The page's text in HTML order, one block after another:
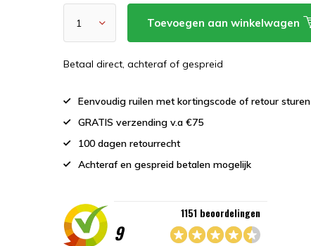
Toevoegen aan winkelwagen
Betaal direct, achteraf of gespreid
Eenvoudig ruilen met kortingscode of retour sturen
GRATIS verzending v.a €75
100 dagen retourrecht
Achteraf en gespreid betalen mogelijk
9
1151 beoordelingen